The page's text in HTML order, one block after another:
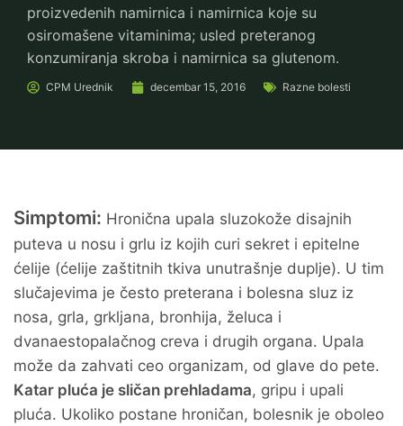
proizvedenih namirnica i namirnica koje su
osiromašene vitaminima; usled preteranog
konzumiranja skroba i namirnica sa glutenom.
CPM Urednik decembar 15, 2016 Razne bolesti
Simptomi: Hronična upala sluzokože disajnih
puteva u nosu i grlu iz kojih curi sekret i epitelne
ćelije (ćelije zaštitnih tkiva unutrašnje duplje). U tim
slučajevima je često preterana i bolesna sluz iz
nosa, grla, grkljana, bronhija, želuca i
dvanaestopalačnog creva i drugih organa. Upala
može da zahvati ceo organizam, od glave do pete.
Katar pluća je sličan prehladama, gripu i upali
pluća. Ukoliko postane hroničan, bolesnik je oboleo